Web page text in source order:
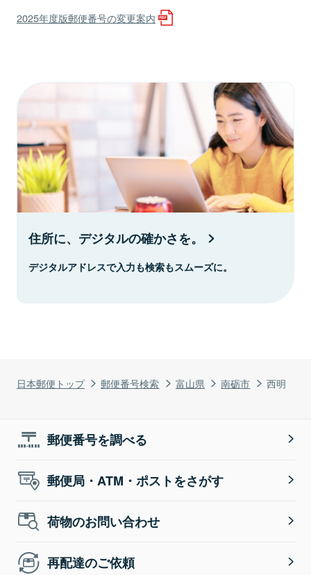
日本郵便トップ 郵便番号検索 富山県 南砺市 西明
2025年度版郵便番号の変更案内
住所に、デジタルの確かさを。
デジタルアドレスで入力も検索もスムーズに。
郵便番号を調べる
郵便局・ATM・ポストをさがす
荷物のお問い合わせ
再配達のご依頼